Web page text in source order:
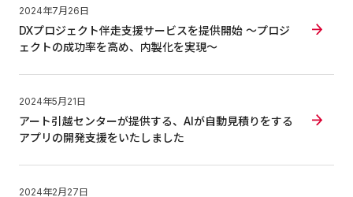
2024年7月26日
DXプロジェクト伴走支援サービスを提供開始 〜プロジ
ェクトの成功率を高め、内製化を実現〜
2024年5月21日
アート引越センターが提供する、AIが自動見積りをする
アプリの開発支援をいたしました
2024年2月27日